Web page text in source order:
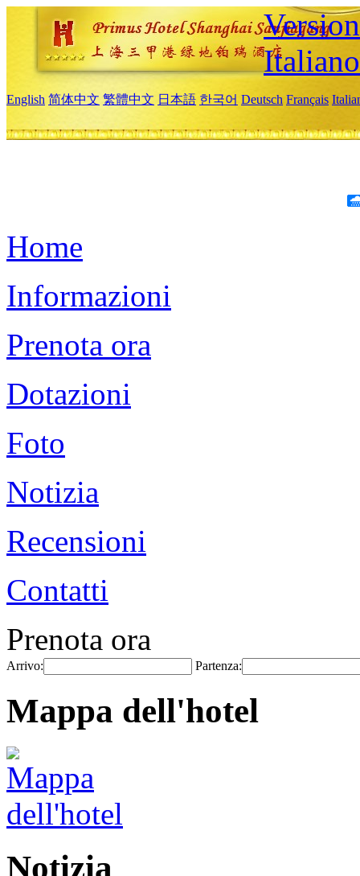
Italiano
English 简体中文 繁體中文 日本語 한국어 Deutsch Français
Home
Informazioni
Prenota ora
Dotazioni
Foto
Notizia
Recensioni
Contatti
Prenota ora
Arrivo: Partenza:
Mappa dell'hotel
Notizia